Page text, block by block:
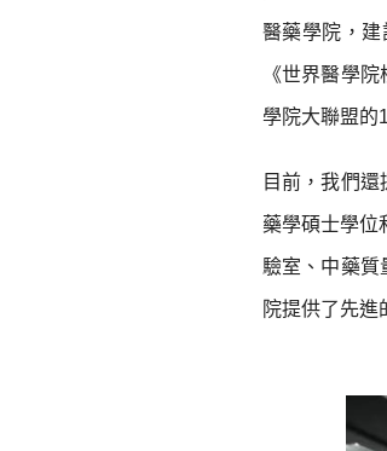
醫藥學院，
《世界醫學
學院大聯盟的
目前，我們
藥學碩士學位
驗室、中藥質
院提供了先進